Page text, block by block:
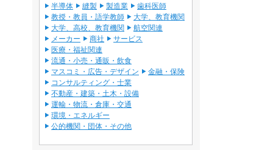
半導体
縫製 製造業
歯科医師
教授・教員・語学教師
大学、教育機関
大学、高校、教育機関
航空関連
メーカー
商社
サービス
医療・福祉関連
流通・小売・通販・飲食
マスコミ・広告・デザイン
金融・保険
コンサルティング・士業
不動産・建築・土木・設備
運輸・物流・倉庫・交通
環境・エネルギー
公的機関・団体・その他